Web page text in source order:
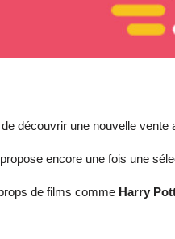
découvrir une nouvelle
encore une fois une
de films comme Harry